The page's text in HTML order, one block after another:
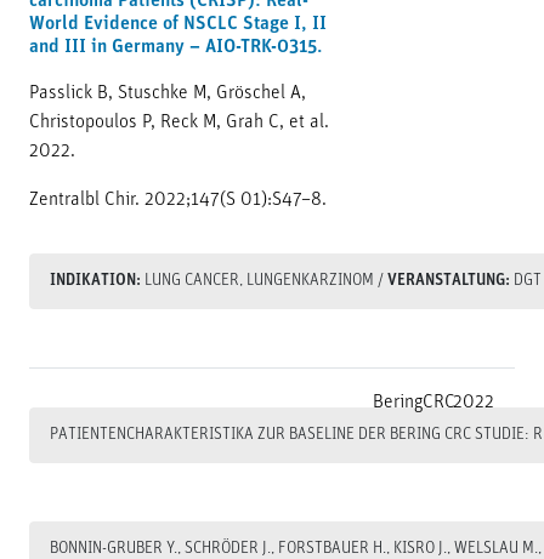
World Evidence of NSCLC Stage I, II
and III in Germany – AIO-TRK-0315.
Passlick B, Stuschke M, Gröschel A,
Christopoulos P, Reck M, Grah C, et al.
2022.
Zentralbl Chir. 2022;147(S 01):S47–8.
INDIKATION: LUNG CANCER, LUNGENKARZINOM / VERANSTALTUNG: DGT
PATIENTENCHARAKTERISTIKA ZUR BASELINE DER BERING CRC
BONNIN-GRUBER Y., SCHRÖDER J., FORSTBAUER H., KISRO J., WELSLAU
BeringCRC2022